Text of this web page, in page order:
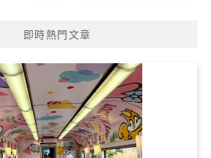
即時熱門文章